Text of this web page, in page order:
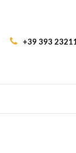
+39 393